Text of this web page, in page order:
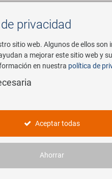
Buscar
Servicio
privacidad
sitio web. Algunos de ellos son
a mejorar este sitio web y
en nuestra política de
Aceptar todas
Ahorrar